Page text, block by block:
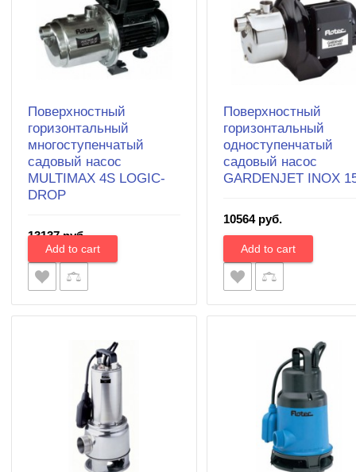
Поверхностный
горизонтальный
многоступенчатый
садовый насос
MULTIMAX 4S LOGIC-
DROP
13137 руб.
Поверхностный
горизонтальный
одноступенчатый
садовый насос
GARDENJET INOX
10564 руб.